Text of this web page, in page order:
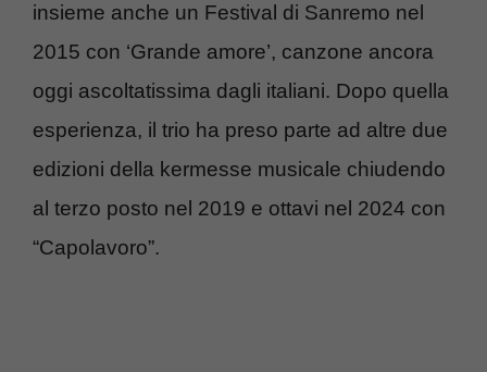
insieme anche un Festival di Sanremo nel
2015 con ‘Grande amore’, canzone ancora
oggi ascoltatissima dagli italiani. Dopo quella
esperienza, il trio ha preso parte ad altre due
edizioni della kermesse musicale chiudendo
al terzo posto nel 2019 e ottavi nel 2024 con
“Capolavoro”.